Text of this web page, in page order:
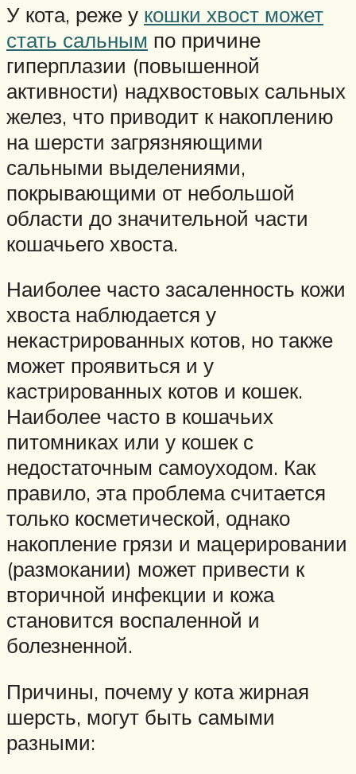
У кота, реже у кошки хвост может
стать сальным по причине
гиперплазии (повышенной
активности) надхвостовых сальных
желез, что приводит к накоплению
на шерсти загрязняющими
сальными выделениями,
покрывающими от небольшой
области до значительной части
кошачьего хвоста.
Наиболее часто засаленность кожи
хвоста наблюдается у
некастрированных котов, но также
может проявиться и у
кастрированных котов и кошек.
Наиболее часто в кошачьих
питомниках или у кошек с
недостаточным самоуходом. Как
правило, эта проблема считается
только косметической, однако
накопление грязи и мацерировании
(размокании) может привести к
вторичной инфекции и кожа
становится воспаленной и
болезненной.
Причины, почему у кота жирная
шерсть, могут быть самыми
разными: